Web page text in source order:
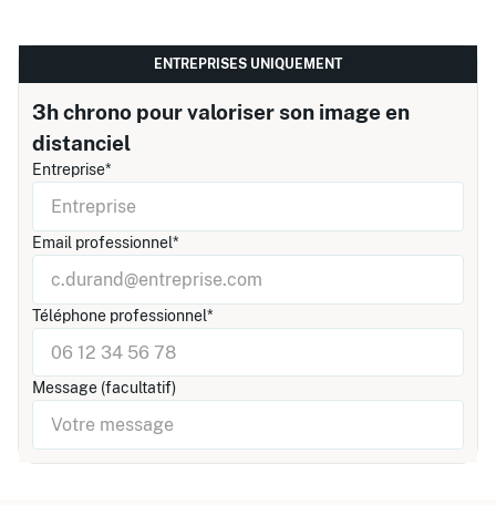
ENTREPRISES UNIQUEMENT
3h chrono pour valoriser son image en
distanciel
Entreprise*
Email professionnel*
Téléphone professionnel*
Message (facultatif)